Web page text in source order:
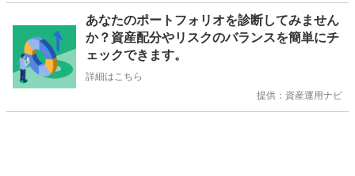
あなたのポートフォリオを診断してみません
か？資産配分やリスクのバランスを簡単にチ
ェックできます。
詳細はこちら
提供：資産運用ナビ